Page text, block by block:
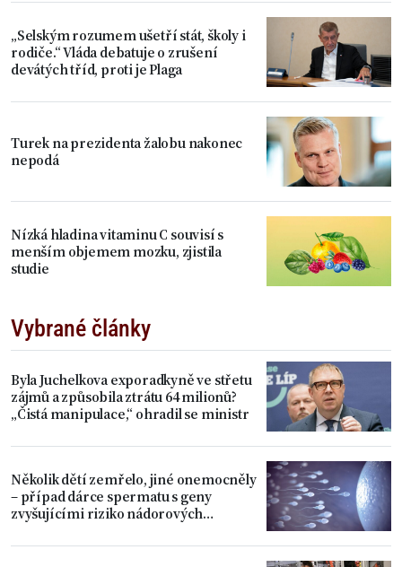
„Selským rozumem ušetří stát, školy i
rodiče.“ Vláda debatuje o zrušení
devátých tříd, proti je Plaga
Turek na prezidenta žalobu nakonec
nepodá
Nízká hladina vitaminu C souvisí s
menším objemem mozku, zjistila
studie
Vybrané články
Byla Juchelkova exporadkyně ve střetu
zájmů a způsobila ztrátu 64 milionů?
„Čistá manipulace,“ ohradil se ministr
Několik dětí zemřelo, jiné onemocněly
– případ dárce spermatu s geny
zvyšujícími riziko nádorových